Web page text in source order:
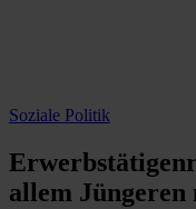
Soziale Politik
allem Jüngeren